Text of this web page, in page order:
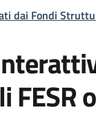
dai Fondi
FESR